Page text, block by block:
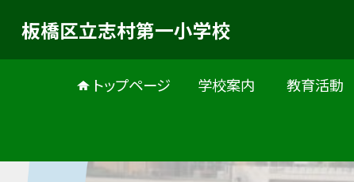
板橋区立志村第一小学校
トップページ 学校案内 教育活動